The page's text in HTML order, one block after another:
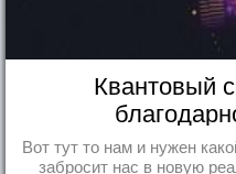
Квантовый
Вот тут то нам и нужен
забросит нас в новую